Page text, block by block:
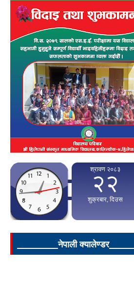
____________नेपाली क्यालेण्डर_________